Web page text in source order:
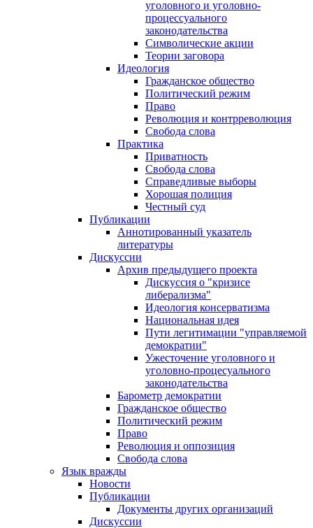
уголовного и уголовно-
процессуального
законодательства
Символические акции
Теории заговора
Идеология
Гражданское общество
Политический режим
Право
Революция и контрреволюция
Свобода слова
Практика
Приватность
Свобода слова
Справедливые выборы
Хорошая полиция
Честный суд
Публикации
Аннотированный указатель
литературы
Дискуссии
Архив предыдущего проекта
Дискуссия о "кризисе
либерализма"
Идеология консерватизма
Национальная идея
Пути легитимации "управляемой
демократии"
Ужесточение уголовного и
уголовно-процесуального
законодательства
Барометр демократии
Гражданское общество
Политический режим
Право
Революция и оппозиция
Свобода слова
Язык вражды
Новости
Публикации
Документы других организаций
Дискуссии